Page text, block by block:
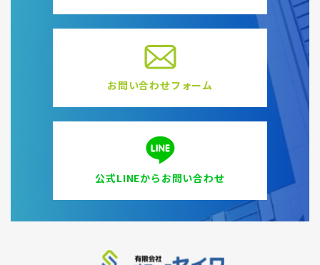
お問い合わせフォーム
公式LINEからお問い合わせ